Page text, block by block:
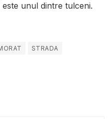
unul dintre tulceni.
STRADA